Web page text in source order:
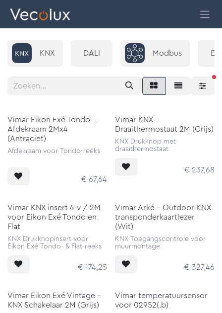
KNX DALI Modbus
Vimar Eikon Exé Tondo -
Afdekraam 2Mx4
(Antraciet)
Afdekraam voor Tondo-reeks
€ 67,64
Vimar KNX -
Draaithermostaat 2M (Grijs)
KNX Drukknop met
draaithermostaat
€ 237,68
Vimar KNX insert 4-v / 2M
voor Eikon Exé Tondo en
Flat
KNX Drukknopinsert voor
Eikon Exé Tondo- & Flat-reeks
€ 174,25
Vimar Arké - Outdoor KNX
transponderkaartlezer
(Wit)
KNX Toegangscontrole voor
muurmontage
€ 327,46
Vimar Eikon Exé Vintage -
KNX Schakelaar 2M (Grijs)
Vimar temperatuursensor
voor 02952(.b)